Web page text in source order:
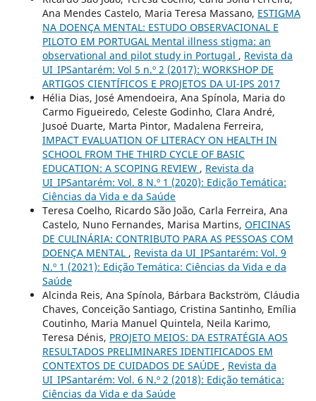
Ana Mendes Castelo, Maria Teresa Massano, ESTIGMA
NA DOENÇA MENTAL: ESTUDO OBSERVACIONAL E
PILOTO EM PORTUGAL Mental illness stigma: an
observational and pilot study in Portugal , Revista da
UI_IPSantarém: Vol 5 n.º 2 (2017): WORKSHOP DE
ARTIGOS CIENTÍFICOS E PROJETOS DA UI-IPS 2017
Hélia Dias, José Amendoeira, Ana Spínola, Maria do
Carmo Figueiredo, Celeste Godinho, Clara André,
Jusoé Duarte, Marta Pintor, Madalena Ferreira,
IMPACT EVALUATION OF LITERACY ON HEALTH IN
SCHOOL FROM THE THIRD CYCLE OF BASIC
EDUCATION: A SCOPING REVIEW , Revista da
UI_IPSantarém: Vol. 8 N.º 1 (2020): Edição Temática:
Ciências da Vida e da Saúde
Teresa Coelho, Ricardo São João, Carla Ferreira, Ana
Castelo, Nuno Fernandes, Marisa Martins, OFICINAS
DE CULINÁRIA: CONTRIBUTO PARA AS PESSOAS COM
DOENÇA MENTAL , Revista da UI_IPSantarém: Vol. 9
N.º 1 (2021): Edição Temática: Ciências da Vida e da
Saúde
Alcinda Reis, Ana Spínola, Bárbara Backström, Cláudia
Chaves, Conceição Santiago, Cristina Santinho, Emília
Coutinho, Maria Manuel Quintela, Neila Karimo,
Teresa Dénis, PROJETO MEIOS: DA ESTRATÉGIA AOS
RESULTADOS PRELIMINARES IDENTIFICADOS EM
CONTEXTOS DE CUIDADOS DE SAÚDE , Revista da
UI_IPSantarém: Vol. 6 N.º 2 (2018): Edição temática:
Ciências da Vida e da Saúde